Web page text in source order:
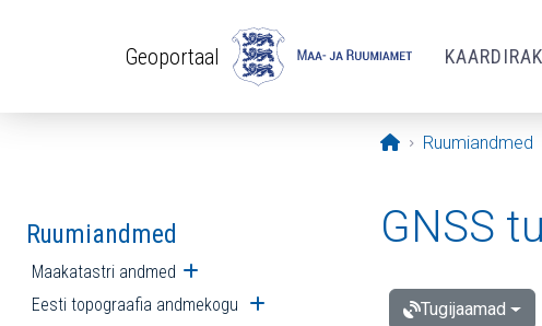
Geoportaal
Avaleht
Ruumiandmed
Ruumiandmed
Maakatastri andmed Ava alammenüü
Eesti topograafia andmekogu Ava alammenüü
GNSS
Tugijaamad